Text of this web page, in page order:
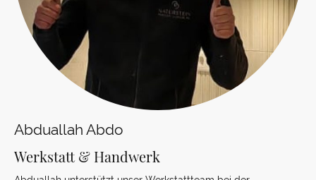
Abduallah Abdo
Werkstatt & Handwerk